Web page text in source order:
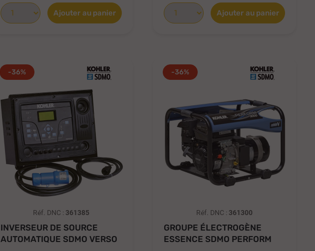
Ajouter au panier Ajouter au panier
-36%
Réf. DNC : 361385
INVERSEUR DE SOURCE
AUTOMATIQUE SDMO VERSO
-36%
Réf. DNC : 361300
GROUPE ÉLECTROGÈNE
ESSENCE SDMO PERFORM